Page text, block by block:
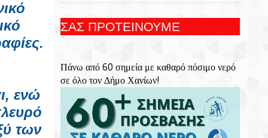
ενώ
των
Εμβληματικής Μονής, Του Χριστόφορου
Του Ριζαρείου Ιδρύματος
Συνεχίζονται Οι Δωρεάν Ξεναγήσεις Για
Ενήλικες Στη Δημοτική Πινακοθήκη
Χανίων
ΣΑΣ ΠΡΟΤΕΙΝΟΥΜΕ
Πάνω από 60 σημεία με καθαρό πόσιμο νερό
σε όλο τον Δήμο Χανίων!